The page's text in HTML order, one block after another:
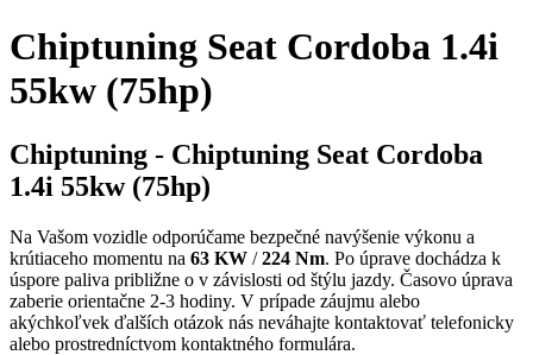
Chiptuning Seat Cordoba 1.4i
55kw (75hp)
Chiptuning - Chiptuning Seat Cordoba
1.4i 55kw (75hp)
Na Vašom vozidle odporúčame bezpečné navýšenie výkonu a
krútiaceho momentu na 63 KW /224 Nm. Po úprave dochádza k
úspore paliva približne o v závislosti od štýlu jazdy. Časovo úprava
zaberie orientačne 2-3 hodiny. V prípade záujmu alebo
akýchkoľvek ďalších otázok nás neváhajte kontaktovať telefonicky
alebo prostredníctvom kontaktného formulára.